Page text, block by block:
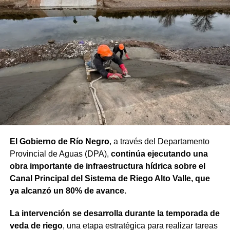
seguir fortaleciendo”, sostuvo.
“Proyectos de esta envergadura serían imposibles de
concretar sin este financiamiento internacional. Todo
nuestro agradecimiento al BID por confiar en el camino
que estamos recorriendo y en la visión de futuro que
tenemos para Río Negro”, dijo el gobernador.
Finalmente, el mandatario aseveró que “el rumbo está
claro y genera confianza, ahora el desafío es seguir
beneficios de estas inversiones”.
Weretilneck estuvo acompañado por los ministros de
Desarrollo Económico y Productivo, Carlos Banacloy; de
Salud, Demetrio Thalasselis y de Hacienda, Gabriel
Provincial de Coordinación y Ejecución del
El Gobierno de Río Negro, a través del Departamento
Provincial de Aguas (DPA), continúa ejecutando una
obra importante de infraestructura hídrica sobre el
Canal Principal del Sistema de Riego Alto Valle, que
ya alcanzó un 80% de avance.
La intervención se desarrolla durante la temporada de
veda de riego, una etapa estratégica para realizar tareas